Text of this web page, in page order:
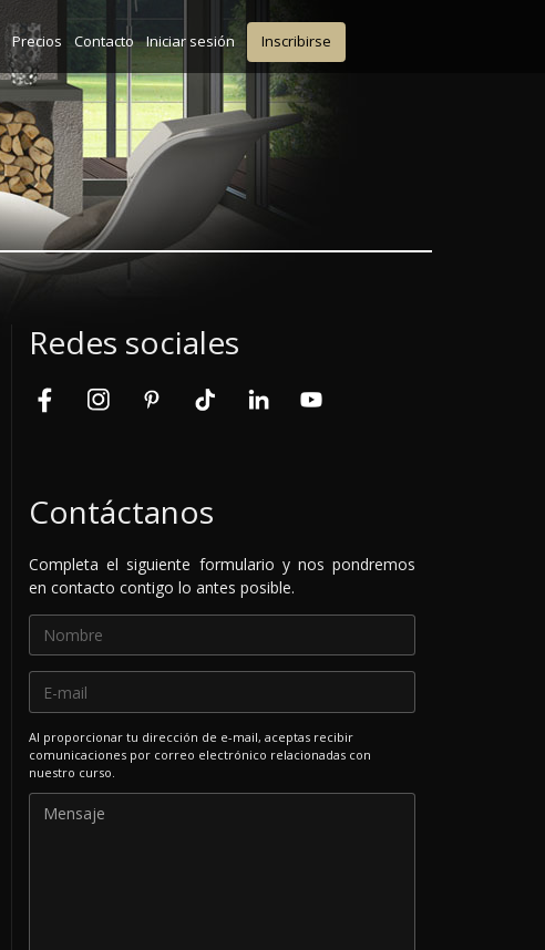
Precios Contacto Iniciar sesión Inscribirse
Redes sociales
Contáctanos
Completa el siguiente formulario y nos pondremos
en contacto contigo lo antes posible.
Al proporcionar tu dirección de e-mail, aceptas recibir
comunicaciones por correo electrónico relacionadas con
nuestro curso.